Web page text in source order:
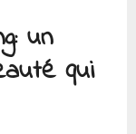
un
qui